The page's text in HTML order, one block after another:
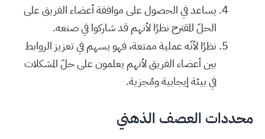
يساعد في الحصول على موافقة أعضاء الفريق على
الحلّ المقترح نظرًا لأنهم قد شاركوا في صنعه.
نظرًا لأنّه عملية ممتعة، فهو يسهم في تعزيز الروابط
بين أعضاء الفريق لأنهم يعلمون على حلّ المشكلات
في بيئة إيجابية ومُجزية.
محددات العصف الذهني